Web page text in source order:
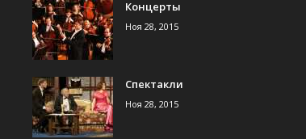
Концерты
Ноя 28, 2015
Спектакли
Ноя 28, 2015